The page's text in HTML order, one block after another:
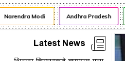
Modi Andhra Pradesh
Latest News